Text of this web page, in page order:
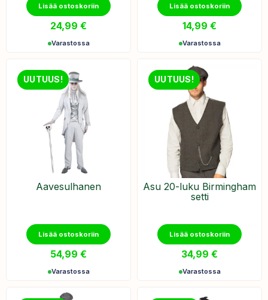
Lisää ostoskoriin
24,99 €
Varastossa
Lisää ostoskoriin
14,99 €
Varastossa
UUTUUS!
Aavesulhanen
Lisää ostoskoriin
54,99 €
Varastossa
UUTUUS!
Asu 20-luku Birmingham
setti
Lisää ostoskoriin
34,99 €
Varastossa